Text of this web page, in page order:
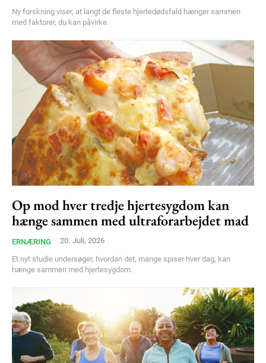
100DKK / year
Etiam est nibh, lobortis sit
Praesent euismod ac
Ut mollis pellentesque tortor
Nullam eu erat condimentum
Donec quis est ac felis
Orci varius natoque dolor
YEARLY PRICING MONTHLY PRICING
Ny forskning viser, at langt de fleste hjertedødsfald hænger sammen
med faktorer, du kan påvirke.
Op mod hver tredje hjertesygdom kan
hænge sammen med ultraforarbejdet mad
ERNÆRING 20. Juli, 2026
Et nyt studie undersøger, hvordan det, mange spiser hver dag, kan
hænge sammen med hjertesygdom.